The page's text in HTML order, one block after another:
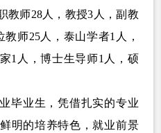
教师28人，教授3人，副教
教师25人，泰山学者1 人，
1 人，博士生导师1人，硕
毕业生，凭借扎实的专业
明的培养特色，就业前景